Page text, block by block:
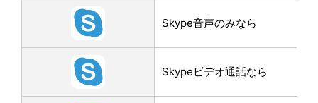
Skype音声のみなら
Skypeビデオ通話なら